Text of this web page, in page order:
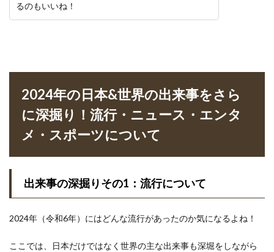
るのもいいね！
2024年の日本&世界の出来事をさら
に深掘り！流行・ニュース・エンタ
メ・スポーツについて
出来事の深掘りその1：流行について
2024年（令和6年）にはどんな流行があったのか気になるよね！
ここでは、日本だけではなく世界の主な出来事も深堀をしながら